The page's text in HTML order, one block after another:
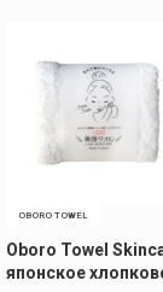
OBORO TOWEL
Oboro Towel
японское